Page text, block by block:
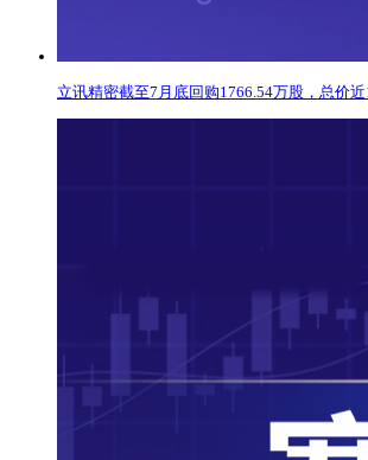
立讯精密截至7月底回购1766.54万股，总价